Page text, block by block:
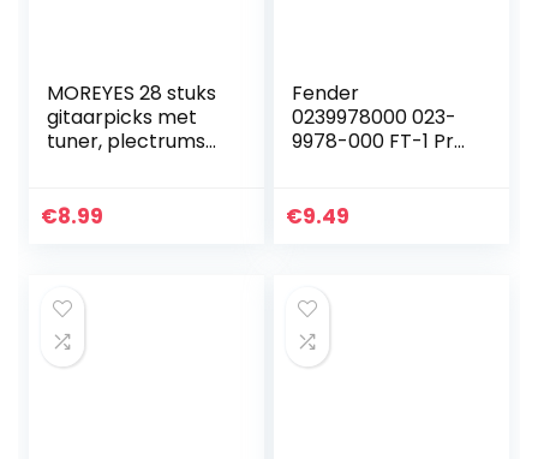
MOREYES 28 stuks
gitaarpicks met
tuner, plectrums
basgitaar, 0,46,
€8.99
Fender
0239978000 023-
9978-000 FT-1 Pro
€9.49